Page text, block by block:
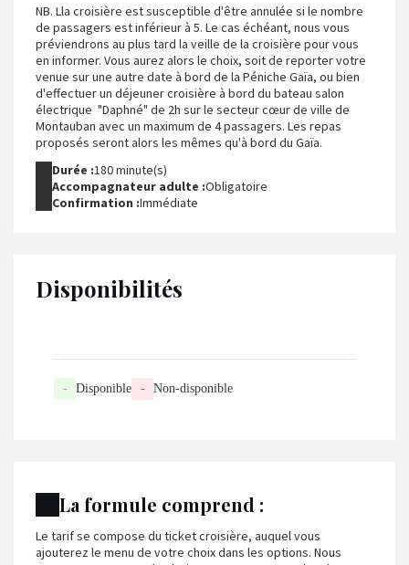
NB. Lla croisière est susceptible d'être annulée si le nombre
de passagers est inférieur à 5. Le cas échéant, nous vous
préviendrons au plus tard la veille de la croisière pour vous
en informer. Vous aurez alors le choix, soit de reporter votre
venue sur une autre date à bord de la Péniche Gaïa, ou bien
d'effectuer un déjeuner croisière à bord du bateau salon
électrique "Daphné" de 2h sur le secteur cœur de ville de
Montauban avec un maximum de 4 passagers. Les repas
proposés seront alors les mêmes qu'à bord du Gaïa.
Durée :180 minute(s)
Accompagnateur adulte :Obligatoire
Confirmation :Immédiate
Disponibilités
- Disponible - Non-disponible
La formule comprend :
Le tarif se compose du ticket croisière, auquel vous
ajouterez le menu de votre choix dans les options. Nous